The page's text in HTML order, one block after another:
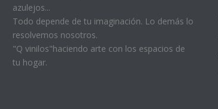
azulejos...
Todo depende de tu imaginación. Lo demás lo
resolvemos nosotros.
"Q vinilos"haciendo arte con los espacios de
tu hogar.